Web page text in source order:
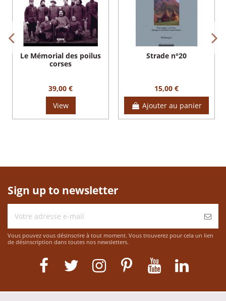
Le Mémorial des poilus
corses
39,00 €
View
Strade n°20
15,00 €
Ajouter au panier
Sign up to newsletter
Vous pouvez vous désinscrire à tout moment. Vous trouverez pour cela un lien
de désinscription dans toutes nos newsletters.